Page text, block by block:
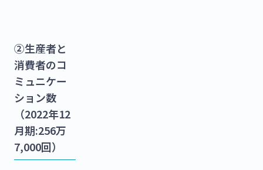
②生産者と
消費者のコ
ミュニケー
ション数
（2022年12
月期:256万
7,000回）